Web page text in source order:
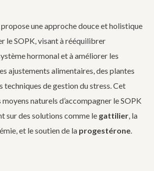
propose une approche douce et holistique
le SOPK, visant à rééquilibrer
hormonal et à améliorer les
ajustements alimentaires, des plantes
techniques de gestion du stress. Cet
naturels d’accompagner le SOPK
sur des solutions comme le gattilier, la
et le soutien de la progestérone.